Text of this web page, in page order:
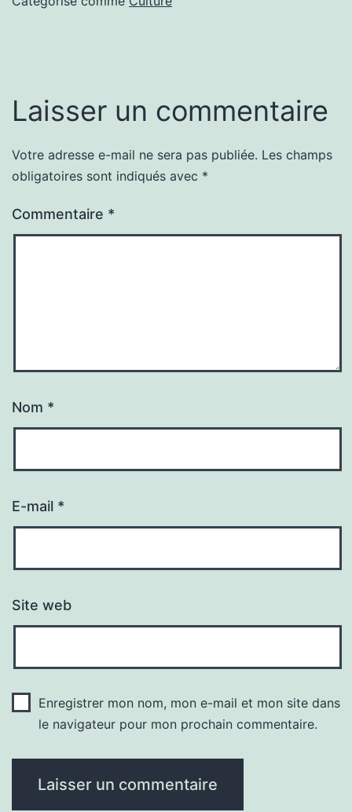
Laisser un commentaire
Votre adresse e-mail ne sera pas publiée. Les champs
obligatoires sont indiqués avec *
Commentaire *
Nom *
E-mail *
Site web
Enregistrer mon nom, mon e-mail et mon site dans
le navigateur pour mon prochain commentaire.